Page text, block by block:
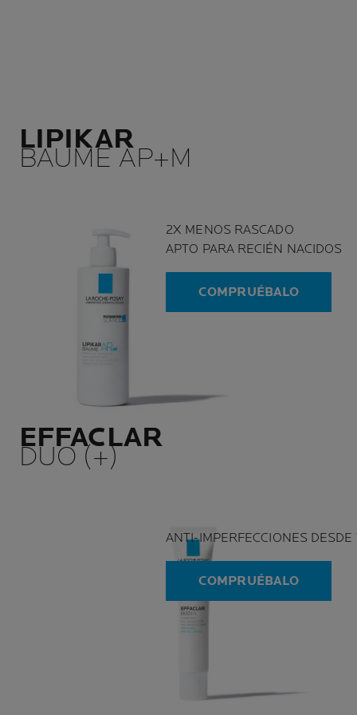
LIPIKAR
BAUME AP+M
2X MENOS RASCADO
APTO PARA RECIÉN NACIDOS
COMPRUÉBALO
EFFACLAR
DUO (+)
ANTI-IMPERFECCIONES DESDE
COMPRUÉBALO